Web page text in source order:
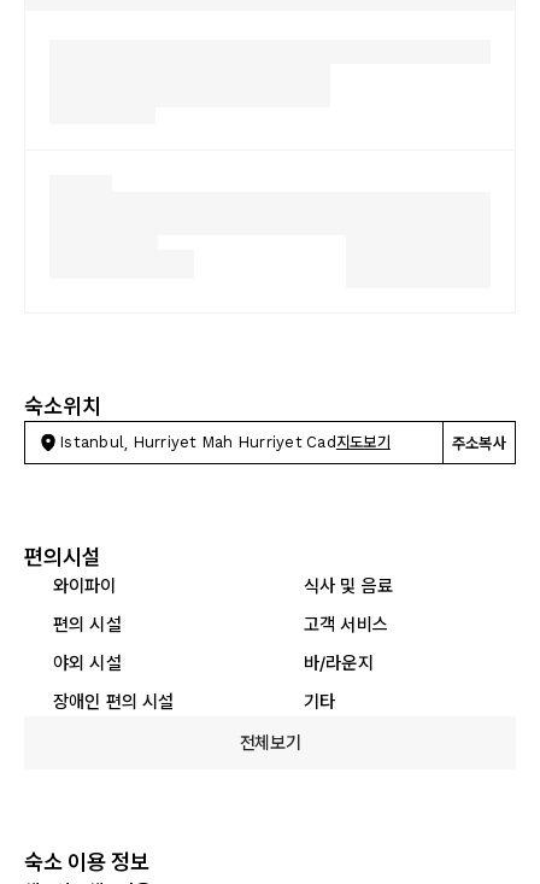
숙소위치
Istanbul, Hurriyet Mah Hurriyet Cad 지도보기 주소복사
편의시설
와이파이
식사 및 음료
편의 시설
고객 서비스
야외 시설
바/라운지
장애인 편의 시설
기타
전체보기
숙소 이용 정보